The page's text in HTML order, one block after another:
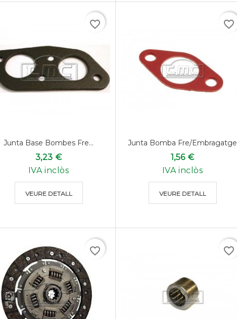
Junta Base Bombes Fre...
3,23 €
IVA inclòs
VEURE DETALL
favorite_border
Junta Bomba Fre/embragatge
1,56 €
IVA inclòs
VEURE DETALL
favorite_border
favorite_border favorite_border